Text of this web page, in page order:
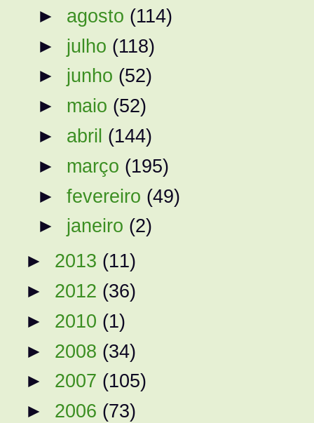
► agosto (114)
► julho (118)
► junho (52)
► maio (52)
► abril (144)
► março (195)
►fevereiro (49)
► janeiro (2)
► 2013 (11)
► 2012 (36)
► 2010 (1)
► 2008 (34)
► 2007 (105)
► 2006 (73)